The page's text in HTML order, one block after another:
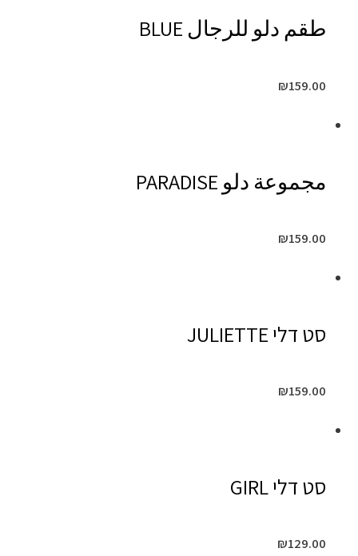
طقم دلو للرجال BLUE
₪159.00
مجموعة دلو PARADISE
₪159.00
סט דלי JULIETTE
₪159.00
סט דלי GIRL
₪129.00